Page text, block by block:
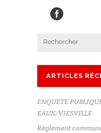
ARTICLES
ENQUETE
EAUX/VIESVILLE
Règlement